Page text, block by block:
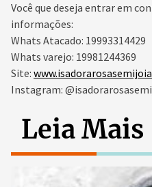
Você que deseja entrar em
informações:
Whats Atacado: 19993314429
Whats varejo: 19981244369
Site:
Instagram:
Leia Mais